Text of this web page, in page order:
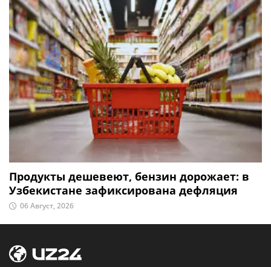
Продукты дешевеют, бензин дорожает: в
Узбекистане зафиксирована дефляция
06 Август, 2026